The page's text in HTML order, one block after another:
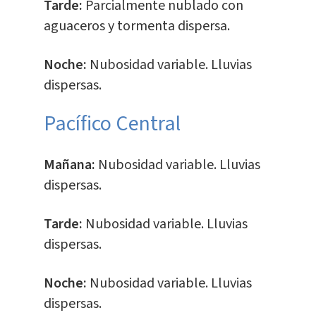
Tarde: Parcialmente nublado con
aguaceros y tormenta dispersa.
Noche: Nubosidad variable. Lluvias
dispersas.
Pacífico Central
Mañana: Nubosidad variable. Lluvias
dispersas.
Tarde: Nubosidad variable. Lluvias
dispersas.
Noche: Nubosidad variable. Lluvias
dispersas.